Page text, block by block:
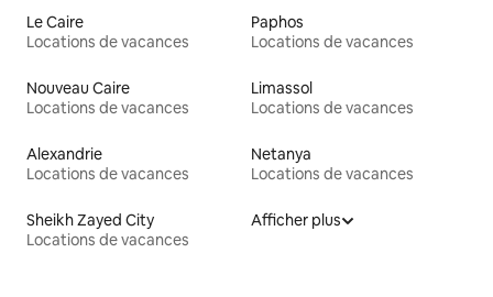
Le Caire
Locations de vacances
Paphos
Locations de vacances
Nouveau Caire
Locations de vacances
Limassol
Locations de vacances
Alexandrie
Locations de vacances
Netanya
Locations de vacances
Sheikh Zayed City
Locations de vacances
Afficher plus